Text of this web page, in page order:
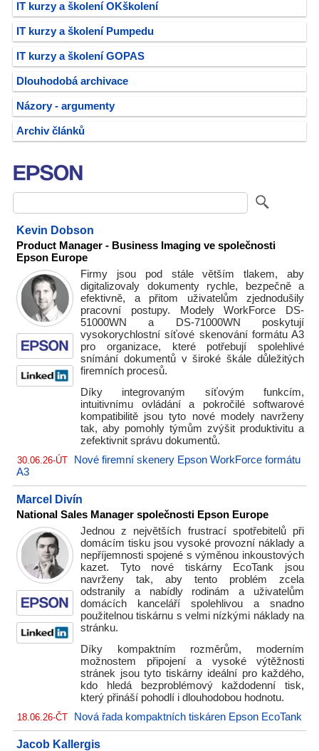
IT kurzy a školení OKškolení
IT kurzy a školení Pumpedu
IT kurzy a školení GOPAS
Dlouhodobá archivace
Názory - argumenty
Archiv článků
Kevin Dobson
Product Manager - Business Imaging ve společnosti
Epson Europe
Firmy jsou pod stále větším tlakem, aby
digitalizovaly dokumenty rychle, bezpečně a
efektivně, a přitom uživatelům zjednodušily
pracovní postupy. Modely WorkForce DS-
51000WN a DS-71000WN poskytují
vysokorychlostní síťové skenování formátu A3
pro organizace, které potřebují spolehlivé
snímání dokumentů v široké škále důležitých
firemních procesů.
Díky integrovaným síťovým funkcím,
intuitivnímu ovládání a pokročilé softwarové
kompatibilitě jsou tyto nové modely navrženy
tak, aby pomohly týmům zvýšit produktivitu a
zefektivnit správu dokumentů.
30.06.26-ÚT
Nové firemní skenery Epson WorkForce formátu
A3
Marcel Divín
National Sales Manager společnosti Epson Europe
Jednou z největších frustrací spotřebitelů při
domácím tisku jsou vysoké provozní náklady a
nepříjemnosti spojené s výměnou inkoustových
kazet. Tyto nové tiskárny EcoTank jsou
navrženy tak, aby tento problém zcela
odstranily a nabídly rodinám a uživatelům
domácích kanceláří spolehlivou a snadno
použitelnou tiskárnu s velmi nízkými náklady na
stránku.
Díky kompaktním rozměrům, moderním
možnostem připojení a vysoké výtěžnosti
stránek jsou tyto tiskárny ideální pro každého,
kdo hledá bezproblémový každodenní tisk,
který přináší pohodlí i dlouhodobou hodnotu.
18.06.26-ČT Nová řada kompaktních tiskáren Epson EcoTank
Jacob Kallergis